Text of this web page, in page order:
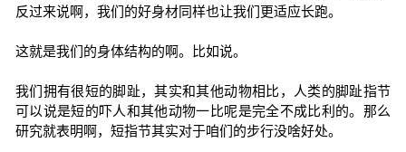
反过来说啊，我们的好身材同样也让我们更适应长跑。
这就是我们的身体结构的啊。比如说。
我们拥有很短的脚趾，其实和其他动物相比，人类的脚趾指节
可以说是短的吓人和其他动物一比呢是完全不成比利的。那么
研究就表明啊，短指节其实对于咱们的步行没啥好处。